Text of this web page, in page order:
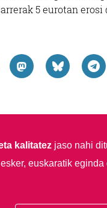
5 eurotan erosi
kalitatezjaso nahi
euskaratik